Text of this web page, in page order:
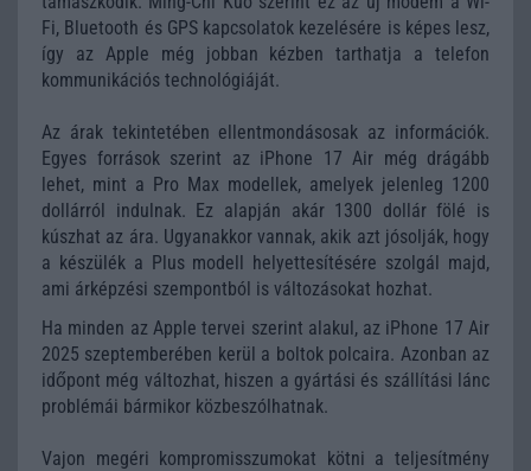
Fi, Bluetooth és GPS kapcsolatok kezelésére is képes lesz,
így az Apple még jobban kézben tarthatja a telefon
kommunikációs technológiáját.
Az árak tekintetében ellentmondásosak az információk.
Egyes források szerint az iPhone 17 Air még drágább
lehet, mint a Pro Max modellek, amelyek jelenleg 1200
dollárról indulnak. Ez alapján akár 1300 dollár fölé is
kúszhat az ára. Ugyanakkor vannak, akik azt jósolják, hogy
a készülék a Plus modell helyettesítésére szolgál majd,
ami árképzési szempontból is változásokat hozhat.
Ha minden az Apple tervei szerint alakul, az iPhone 17 Air
2025 szeptemberében kerül a boltok polcaira. Azonban az
időpont még változhat, hiszen a gyártási és szállítási lánc
problémái bármikor közbeszólhatnak.
Vajon megéri kompromisszumokat kötni a teljesítmény